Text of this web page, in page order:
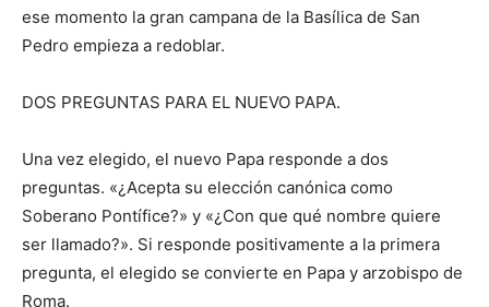
ese momento la gran campana de la Basílica de San
Pedro empieza a redoblar.
DOS PREGUNTAS PARA EL NUEVO PAPA.
Una vez elegido, el nuevo Papa responde a dos
preguntas. «¿Acepta su elección canónica como
Soberano Pontífice?» y «¿Con que qué nombre quiere
ser llamado?». Si responde positivamente a la primera
pregunta, el elegido se convierte en Papa y arzobispo de
Roma.